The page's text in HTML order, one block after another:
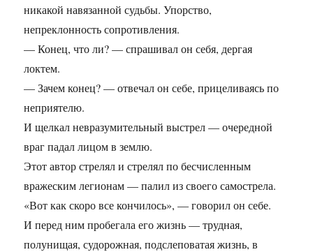
никакой навязанной судьбы. Упорство,
непреклонность сопротивления.
— Конец, что ли? — спрашивал он себя, дергая
локтем.
— Зачем конец? — отвечал он себе, прицеливаясь по
неприятелю.
И щелкал невразумительный выстрел — очередной
враг падал лицом в землю.
Этот автор стрелял и стрелял по бесчисленным
вражеским легионам — палил из своего самострела.
«Вот как скоро все кончилось», — говорил он себе.
И перед ним пробегала его жизнь — трудная,
полунищая, судорожная, подслеповатая жизнь, в